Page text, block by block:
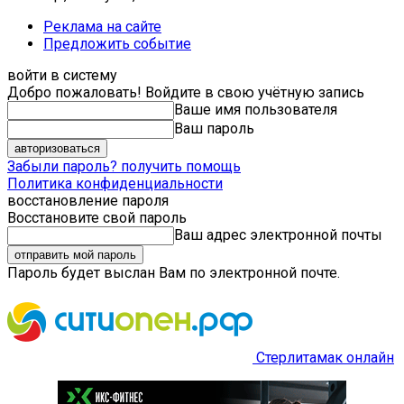
Реклама на сайте
Предложить событие
войти в систему
Добро пожаловать! Войдите в свою учётную запись
Ваше имя пользователя
Ваш пароль
Забыли пароль? получить помощь
Политика конфиденциальности
восстановление пароля
Восстановите свой пароль
Ваш адрес электронной почты
Пароль будет выслан Вам по электронной почте.
Стерлитамак онлайн